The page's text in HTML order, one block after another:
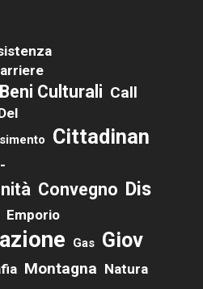
Beni Culturali Call
Cittadinan
Convegno Dis
Emporio
Gas Giov
Montagna Natura